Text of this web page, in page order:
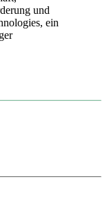
und
ein